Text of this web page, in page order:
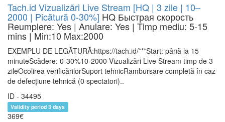
Tach.id Vizualizări Live Stream [HQ | 3 zile | 10–
2000 | Picătură 0-30%] HQ Быстрая скорость
Reumplere: Yes | Anulare: Yes | Timp mediu: 5-15
mins | Min:10 Max:2000
EXEMPLU DE LEGĂTURĂ:https://tach.id/***Start: până la 15
minuteScădere: 0-30%10-2000 Vizualizări Live Stream timp de 3
zileOcolirea verificărilorSuport tehnicRambursare completă în caz
de defecțiune tehnică (0 spectatori)..
ID - 34495
Validity period 3 days
369€